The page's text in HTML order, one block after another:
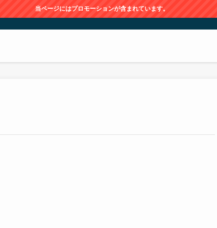
当ページにはプロモーションが含まれています。